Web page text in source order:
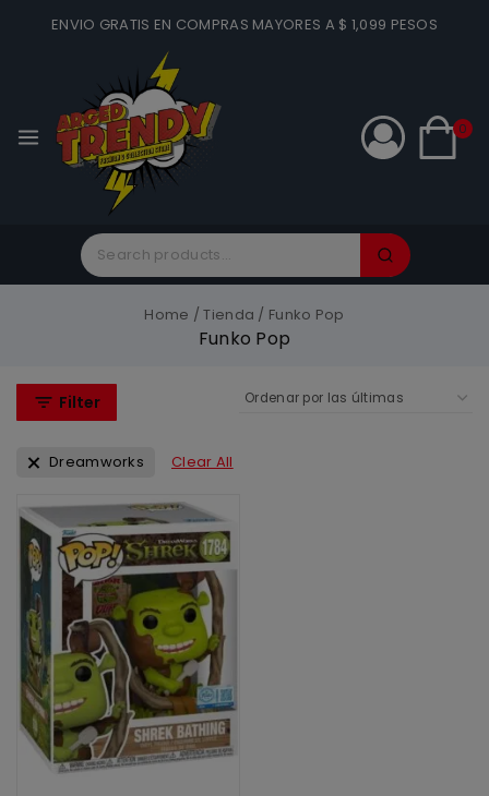
ENVIO GRATIS EN COMPRAS MAYORES A $ 1,099 PESOS
0
Home / Tienda / Funko Pop
Funko Pop
Filter
Dreamworks Clear All